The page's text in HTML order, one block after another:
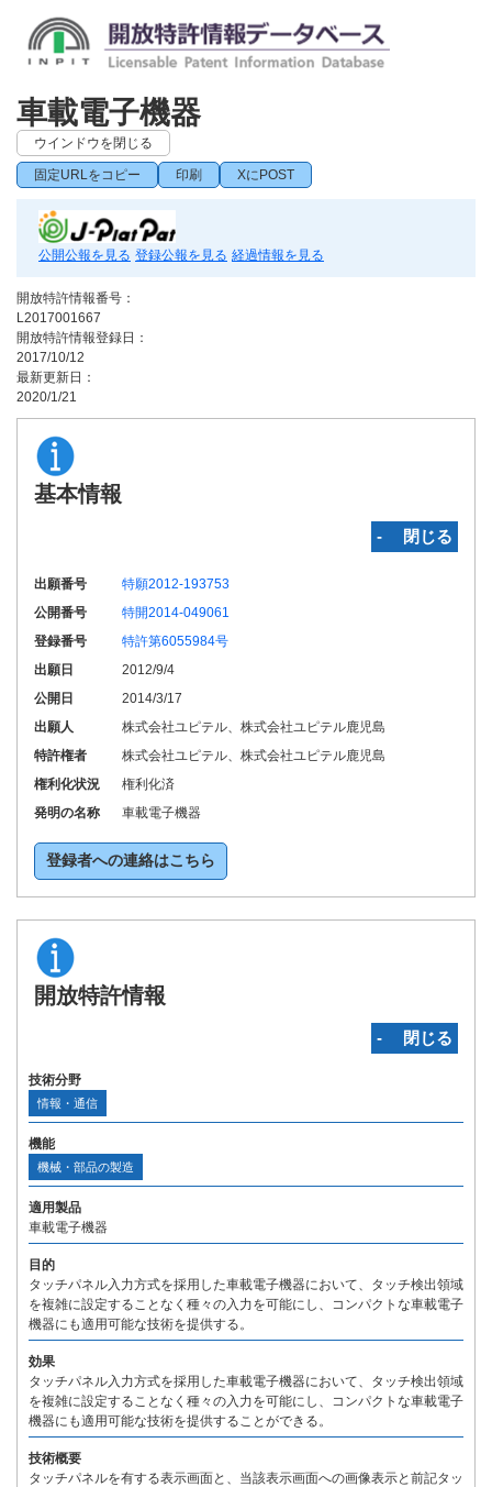
車載電子機器
ウインドウを閉じる
固定URLをコピー 印刷 XにPOST
公開公報を見る 登録公報を見る 経過情報を見る
開放特許情報番号：
L2017001667
開放特許情報登録日：
2017/10/12
最新更新日：
2020/1/21
基本情報
‐ 閉じる
出願番号
特願2012-193753
公開番号
特開2014-049061
登録番号
特許第6055984号
出願日
2012/9/4
公開日
2014/3/17
出願人
株式会社ユピテル、株式会社ユピテル鹿児島
特許権者
株式会社ユピテル、株式会社ユピテル鹿児島
権利化状況
権利化済
発明の名称
車載電子機器
登録者への連絡はこちら
開放特許情報
‐ 閉じる
技術分野
情報・通信
機能
機械・部品の製造
適用製品
車載電子機器
目的
タッチパネル入力方式を採用した車載電子機器において、タッチ検出領域
を複雑に設定することなく種々の入力を可能にし、コンパクトな車載電子
機器にも適用可能な技術を提供する。
効果
タッチパネル入力方式を採用した車載電子機器において、タッチ検出領域
を複雑に設定することなく種々の入力を可能にし、コンパクトな車載電子
機器にも適用可能な技術を提供することができる。
技術概要
タッチパネルを有する表示画面と、当該表示画面への画像表示と前記タッ